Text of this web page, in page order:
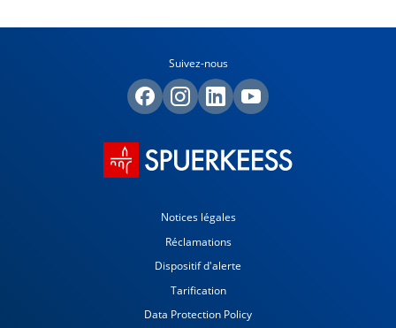
Suivez-nous
Notices légales
Réclamations
Dispositif d'alerte
Tarification
Data Protection Policy